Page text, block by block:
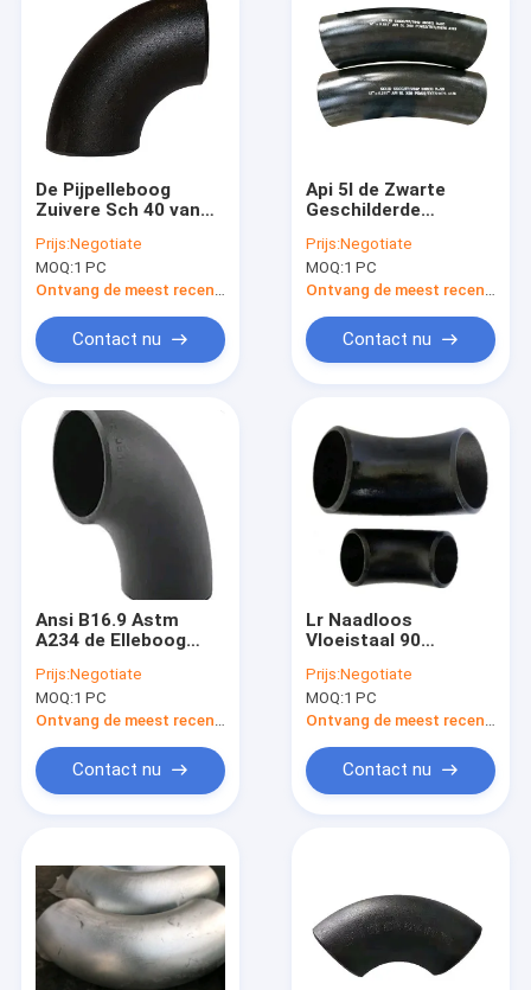
Producten
Ongeveer ons
Fabrieksreis
Kwaliteitscontrole
Nieuws
Gevallen
de elleboog van de koolstofstaalpijp
Koolstofstaalkromming
Het T-stuk van de Koolstofstaalpijp
De Pijpelleboog
Zuivere Sch 40 van
drukKoolstofstaal
A420-het Gebruik van
de Gasolie
Prijs:Negotiate
MOQ:1 PC
Ontvang de meest recente Prijs
Contact nu
Api 5l de Zwarte
Geschilderde
Koolstofstaalpijp
22,5 Graad
Prijs:Negotiate
MOQ:1 PC
Ontvang de meest recente Prijs
Contact nu
Ansi B16.9 Astm
A234 de Elleboog
Naadloos R
Prijs:Negotiate
MOQ:1 PC
Ontvang de meest recente Prijs
Contact nu
Lr Naadloos
Vloeistaal 90
Wpb Astm A 106
Prijs:Negotiate
MOQ:1 PC
Ontvang de meest recente Prijs
Contact nu